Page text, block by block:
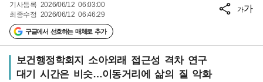
기사등록 2026/06/12 06:03:00
최종수정 2026/06/12 06:46:29
구글에서 선호하는 매체로 추가
가가
보건행정학회지 소아외래 접근성 격차 연구
대기 시간은 비슷…이동거리에 삶의 질 악화